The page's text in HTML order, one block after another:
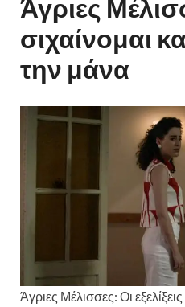
Άγριες
σιχαίνομαι
την μάνα
Άγριες Μέλισσες: Οι